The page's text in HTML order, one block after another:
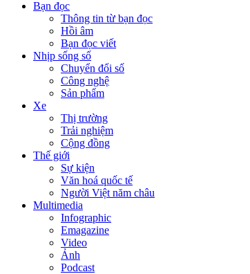
Bạn đọc
Thông tin từ bạn đọc
Hồi âm
Bạn đọc viết
Nhịp sống số
Chuyển đổi số
Công nghệ
Sản phẩm
Xe
Thị trường
Trải nghiệm
Cộng đồng
Thế giới
Sự kiện
Văn hoá quốc tế
Người Việt năm châu
Multimedia
Infographic
Emagazine
Video
Ảnh
Podcast